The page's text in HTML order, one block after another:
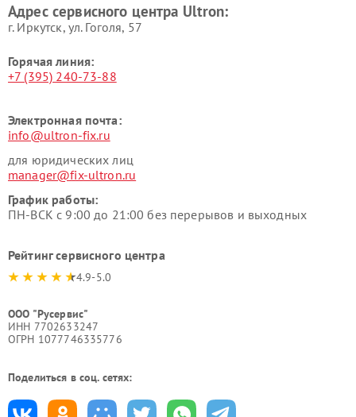
Адрес сервисного центра Ultron:
г. Иркутск, ул. ​Гоголя, 57
Горячая линия:
+7 (395) 240-73-88
Электронная почта:
info@ultron-fix.ru
для юридических лиц
manager@fix-ultron.ru
График работы:
ПН-ВСК с 9:00 до 21:00 без перерывов и выходных
Рейтинг сервисного центра
4.9-5.0
ООО "Русервис"
ИНН 7702633247
ОГРН 1077746335776
Поделиться в соц. сетях: